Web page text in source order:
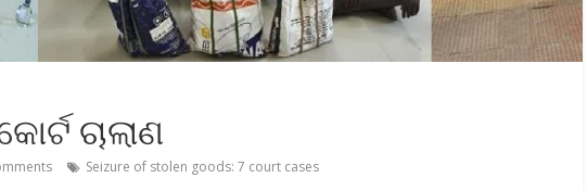
ଚାଲାଣ
Seizure of stolen goods: 7 court cases